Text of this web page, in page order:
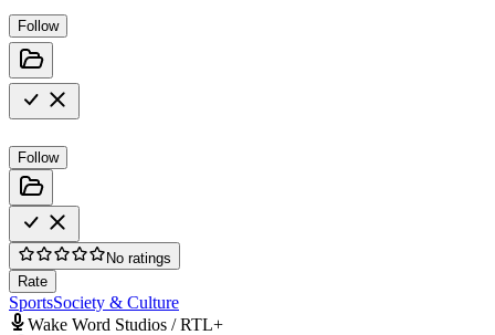
Follow
Follow
No ratings
Rate
SportsSociety & Culture
Wake Word Studios / RTL+